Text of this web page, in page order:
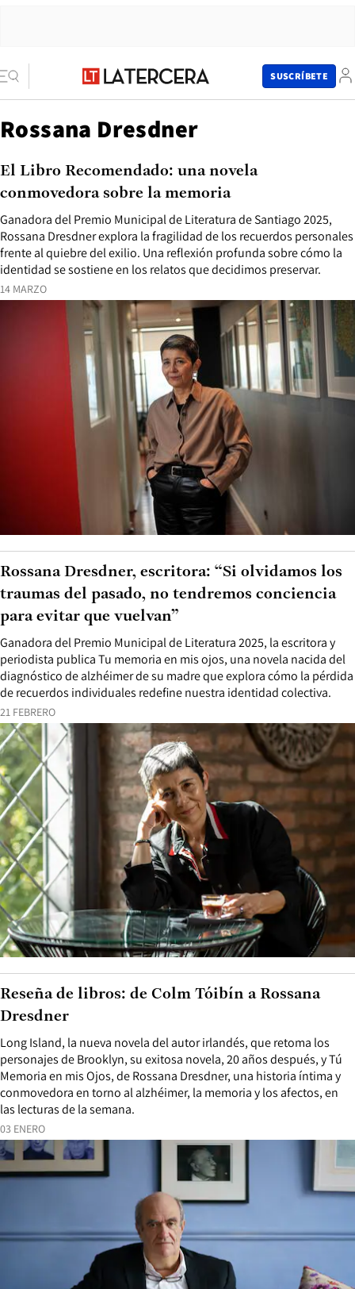
SUSCRÍBETE
Rossana Dresdner
14 MARZO
Ganadora del Premio Municipal de Literatura de Santiago 2025,
Rossana Dresdner explora la fragilidad de los recuerdos personales
frente al quiebre del exilio. Una reflexión profunda sobre cómo la
identidad se sostiene en los relatos que decidimos preservar.
El Libro Recomendado: una novela
conmovedora sobre la memoria
21 FEBRERO
Ganadora del Premio Municipal de Literatura 2025, la escritora y
periodista publica Tu memoria en mis ojos, una novela nacida del
diagnóstico de alzhéimer de su madre que explora cómo la pérdida
de recuerdos individuales redefine nuestra identidad colectiva.
Rossana Dresdner, escritora: “Si olvidamos los
traumas del pasado, no tendremos conciencia
para evitar que vuelvan”
03 ENERO
Long Island, la nueva novela del autor irlandés, que retoma los
personajes de Brooklyn, su exitosa novela, 20 años después, y Tú
Memoria en mis Ojos, de Rossana Dresdner, una historia íntima y
conmovedora en torno al alzhéimer, la memoria y los afectos, en
las lecturas de la semana.
Reseña de libros: de Colm Tóibín a Rossana
Dresdner